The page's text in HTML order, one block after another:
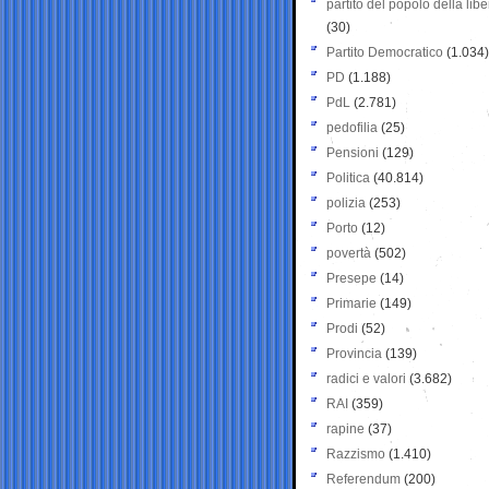
partito del popolo della
(30)
Partito Democratico (1.034)
PD (1.188)
PdL (2.781)
pedofilia (25)
Pensioni (129)
Politica (40.814)
polizia (253)
Porto (12)
povertà (502)
Presepe (14)
Primarie (149)
Prodi (52)
Provincia (139)
radici e valori (3.682)
RAI (359)
rapine (37)
Razzismo (1.410)
Referendum (200)